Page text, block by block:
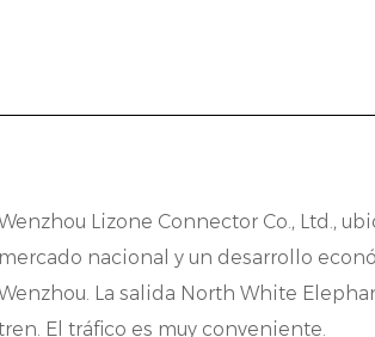
Lizone Connector Co., Ltd.,
mercado nacional y un desarrollo
La salida North White
El tráfico es muy conveniente.